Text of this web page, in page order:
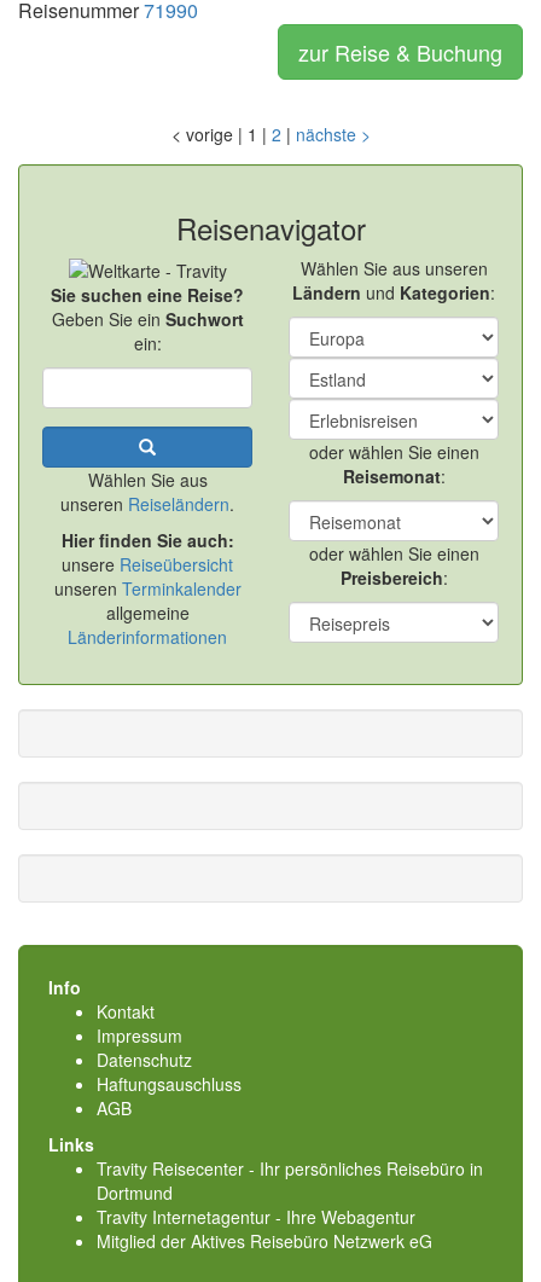
Reisenummer71990
zur Reise & Buchung
< vorige | 1 | 2 | nächste >
Reisenavigator
Sie suchen eine Reise?
Geben Sie ein Suchwort
ein:
Wählen Sie aus
unseren Reiseländern.
Hier finden Sie auch:
unsere Reiseübersicht
unseren Terminkalender
allgemeine
Länderinformationen
Wählen Sie aus unseren
Ländern und Kategorien:
oder wählen Sie einen
Reisemonat:
oder wählen Sie einen
Preisbereich:
Info
Kontakt
Impressum
Datenschutz
Haftungsauschluss
AGB
Links
Travity Reisecenter - Ihr persönliches Reisebüro in
Dortmund
Travity Internetagentur - Ihre Webagentur
Mitglied der Aktives Reisebüro Netzwerk eG